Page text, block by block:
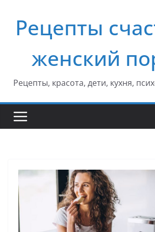
содержимому
Рецепты
женский
Рецепты, красота, дети, кухня,